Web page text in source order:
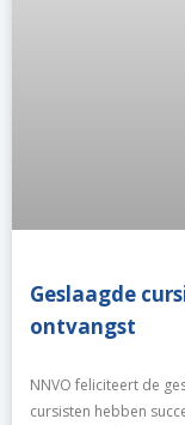
Geslaagde
ontvangst
NNVO feliciteert de
cursisten hebben